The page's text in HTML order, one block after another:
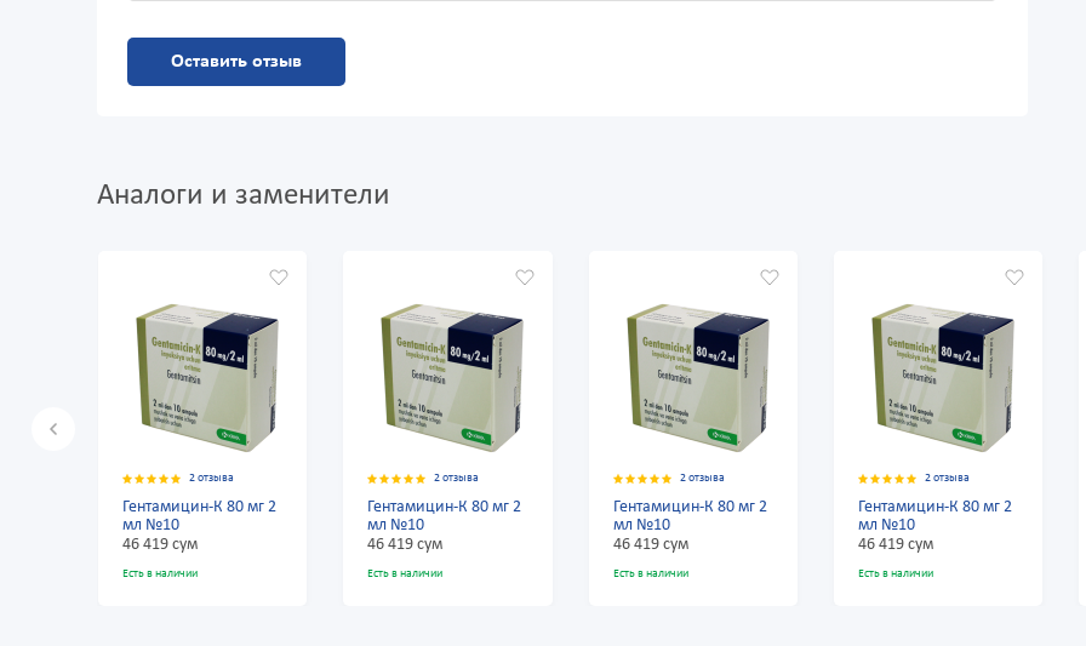
Оставить отзыв
Аналоги и заменители
2 отзыва
Гентамицин-К 80 мг 2
мл №10
46 419 сум
Есть в наличии
2 отзыва
Гентамицин-К 80 мг 2
мл №10
46 419 сум
Есть в наличии
2 отзыва
Гентамицин-К 80 мг 2
мл №10
46 419 сум
Есть в наличии
2 отзыва
Гентамицин-К 80 мг 2
мл №10
46 419 сум
Есть в наличии